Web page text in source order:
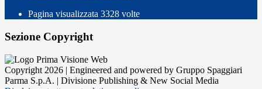
Pagina visualizzata 3328 volte
Sezione Copyright
Copyright 2026 | Engineered and powered by Gruppo Spaggiari
Parma S.p.A. | Divisione Publishing & New Social Media